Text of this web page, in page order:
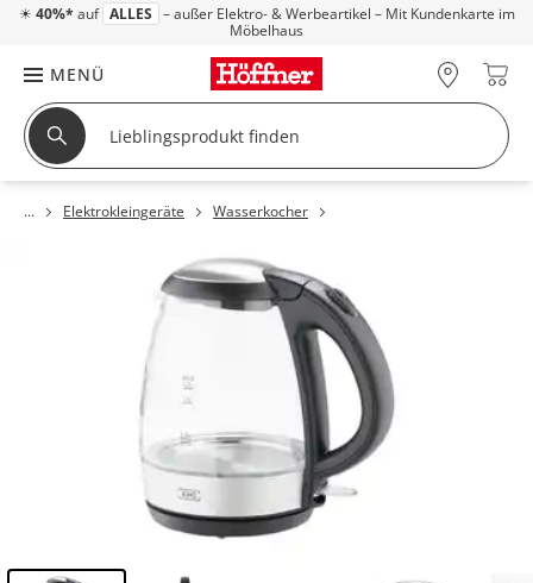
☀ 40%* auf ALLES – außer Elektro- & Werbeartikel – Mit Kundenkarte im
Möbelhaus
MENÜ
Elektrokleingeräte Wasserkocher